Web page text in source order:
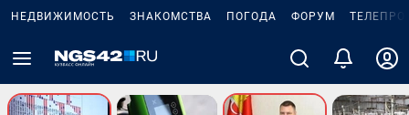
НЕДВИЖИМОСТЬ ЗНАКОМСТВА ПОГОДА ФОРУМ